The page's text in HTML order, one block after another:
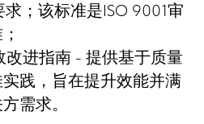
；该标准是ISO 9001审
改进指南 - 提供基于质量
践，旨在提升效能并满
需求。